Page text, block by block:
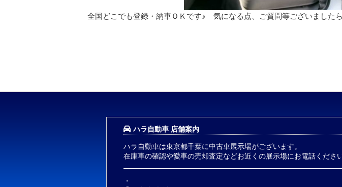
全国どこでも登録・納車ＯＫです♪ 気になる点、ご質問等ございました
ハラ自動車 店舗案内
ハラ自動車は東京都千葉に中古車展示場がございます。
在庫車の確認や愛車の売却査定などお近くの展示場にお電話ください